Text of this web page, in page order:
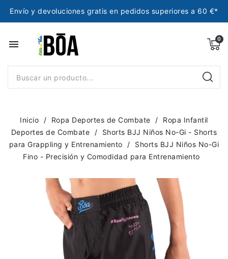
Envío y devoluciones gratis en pedidos superiores a 60 €*
menu
Inicio Ropa Deportes de Combate
Ropa Infantil
Deportes de Combate
Shorts BJJ Niños No-Gi - Shorts
para Grappling y Entrenamiento
Shorts BJJ Niños No-Gi
Fino - Precisión y Comodidad para Entrenamiento